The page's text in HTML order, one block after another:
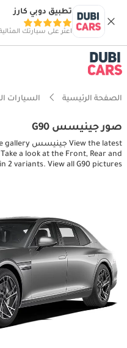
تطبيق دوبي كارز
اعثر على سيارتك
الصفحة الرئيسية السيارات
صور جينيسس G90
a look at the Front, Rear and
2 variants. View all G90 pictures.